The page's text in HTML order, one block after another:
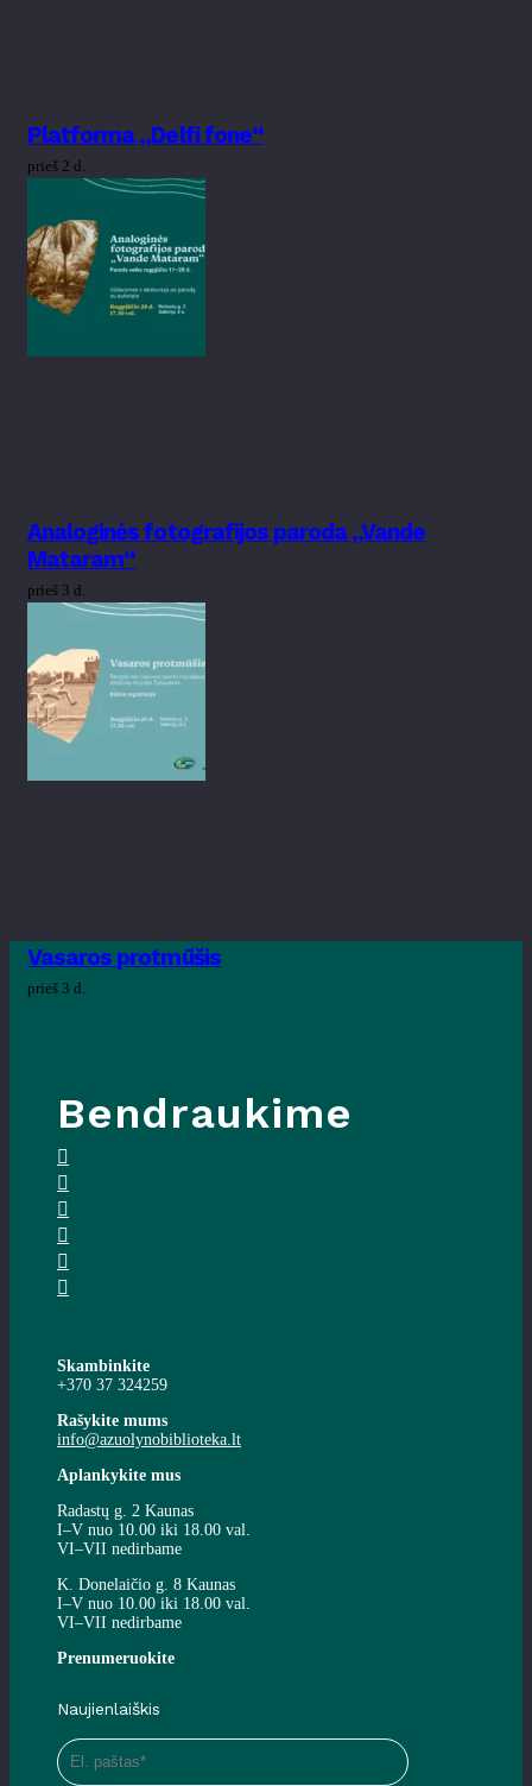
Platforma „Delfi fone“
prieš 2 d.
Analoginės fotografijos paroda „Vande
Mataram“
prieš 3 d.
Vasaros protmūšis
prieš 3 d.
Bendraukime
Skambinkite
+370 37 324259
Rašykite mums
info@azuolynobiblioteka.lt
Aplankykite mus
Radastų g. 2 Kaunas
I–V nuo 10.00 iki 18.00 val.
VI–VII nedirbame
K. Donelaičio g. 8 Kaunas
I–V nuo 10.00 iki 18.00 val.
VI–VII nedirbame
Prenumeruokite
Naujienlaiškis